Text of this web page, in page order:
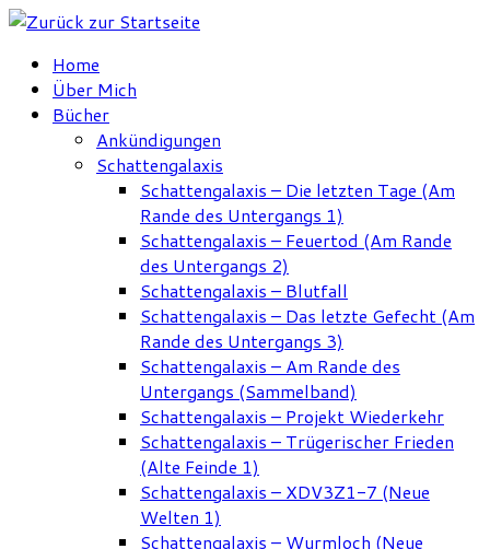
Zum
springenHome
Über Mich
Bücher
Ankündigungen
Schattengalaxis
Schattengalaxis – Die letzten Tage (Am
Rande des Untergangs 1)
Schattengalaxis – Feuertod (Am Rande
des Untergangs 2)
Schattengalaxis – Blutfall
Schattengalaxis – Das letzte Gefecht (Am
Rande des Untergangs 3)
Schattengalaxis – Am Rande des
Untergangs (Sammelband)
Schattengalaxis – Projekt Wiederkehr
Schattengalaxis – Trügerischer Frieden
(Alte Feinde 1)
Schattengalaxis – XDV3Z1-7 (Neue
Welten 1)
Schattengalaxis – Wurmloch (Neue